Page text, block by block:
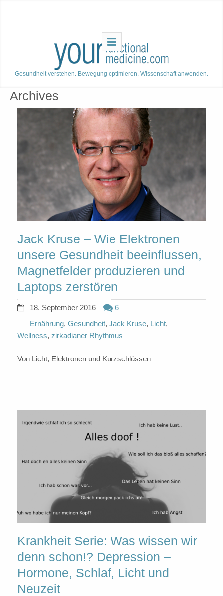
Gesundheit verstehen. Bewegung optimieren. Wissenschaft anwenden.
Archives
Jack Kruse – Wie Elektronen
unsere Gesundheit beeinflussen,
Magnetfelder produzieren und
Laptops zerstören
18. September 2016
6
Ernährung, Gesundheit, Jack Kruse, Licht,
Wellness, zirkadianer Rhythmus
Von Licht, Elektronen und Kurzschlüssen
Krankheit Serie: Was wissen wir
denn schon!? Depression –
Hormone, Schlaf, Licht und
Neuzeit